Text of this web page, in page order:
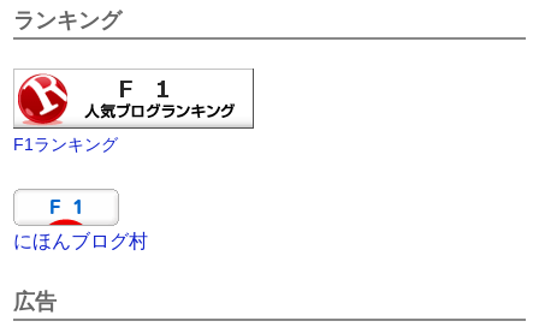
ランキング
F1ランキング
にほんブログ村
広告